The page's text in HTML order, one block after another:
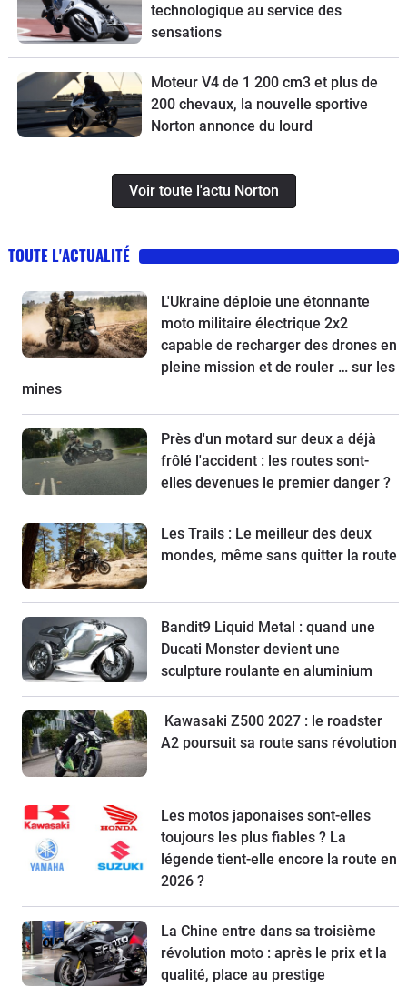
technologique au service des
sensations
Moteur V4 de 1 200 cm3 et plus de
200 chevaux, la nouvelle sportive
Norton annonce du lourd
Voir toute l'actu Norton
TOUTE L'ACTUALITÉ
L'Ukraine déploie une étonnante
moto militaire électrique 2x2
capable de recharger des drones en
pleine mission et de rouler … sur les
mines
Près d'un motard sur deux a déjà
frôlé l'accident : les routes sont-
elles devenues le premier danger ?
Les Trails : Le meilleur des deux
mondes, même sans quitter la route
Bandit9 Liquid Metal : quand une
Ducati Monster devient une
sculpture roulante en aluminium
Kawasaki Z500 2027 : le roadster
A2 poursuit sa route sans révolution
Les motos japonaises sont-elles
toujours les plus fiables ? La
légende tient-elle encore la route en
2026 ?
La Chine entre dans sa troisième
révolution moto : après le prix et la
qualité, place au prestige